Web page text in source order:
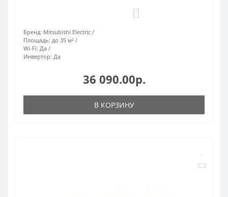
Бренд: Mitsubishi Electric
Площадь: до 35 м²
Wi-Fi: Да
Инвертор: Да
36 090.00р.
В КОРЗИНУ